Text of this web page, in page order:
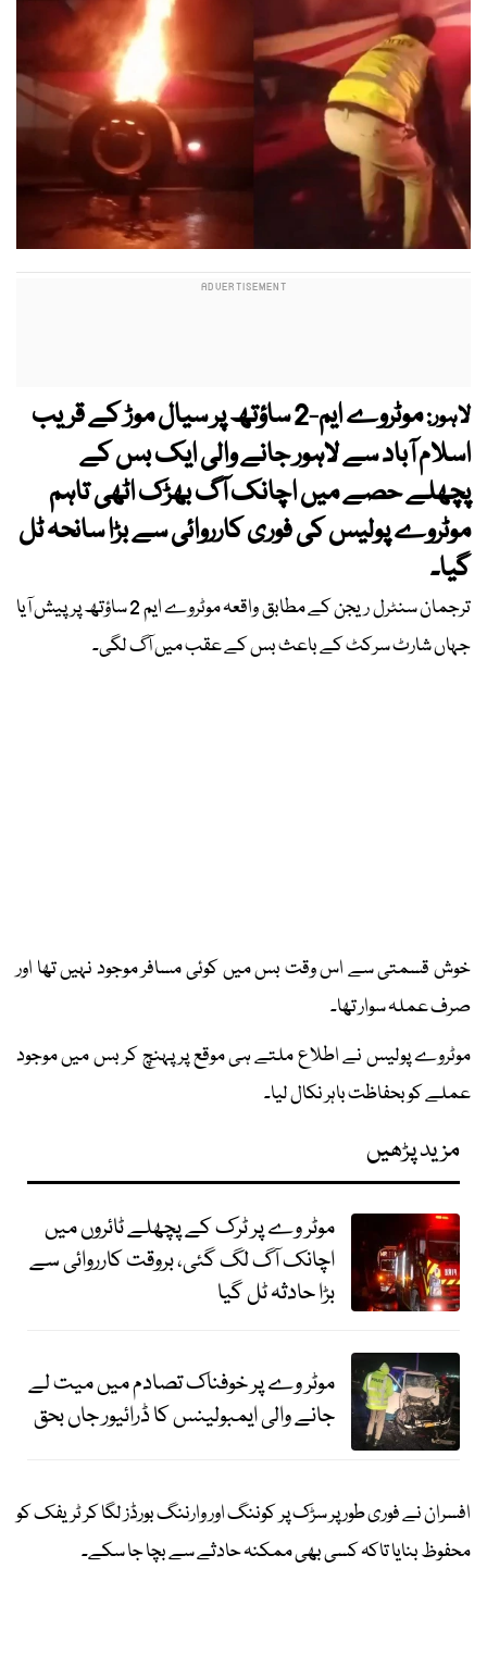
لاہور:
موٹروے ایم-2 ساؤتھ پر سیال موڑ کے قریب
اسلام آباد سے لاہور جانے والی ایک بس کے
پچھلے حصے میں اچانک آگ بھڑک اٹھی تاہم
موٹروے پولیس کی فوری کارروائی سے بڑا سانحہ ٹل
گیا۔
ترجمان سنٹرل ریجن کے مطابق واقعہ موٹروے ایم 2 ساؤتھ پر پیش آیا
جہاں شارٹ سرکٹ کے باعث بس کے عقب میں آگ لگی۔
خوش قسمتی سے اس وقت بس میں کوئی مسافر موجود نہیں تھا اور
صرف عملہ سوار تھا۔
موٹروے پولیس نے اطلاع ملتے ہی موقع پر پہنچ کر بس میں موجود
عملے کو بحفاظت باہر نکال لیا۔
مزید پڑھیں
موٹر وے پر ٹرک کے پچھلے ٹائروں میں
اچانک آگ لگ گئی، بروقت کارروائی سے
بڑا حادثہ ٹل گیا
موٹر وے پر خوفناک تصادم میں میت لے
جانے والی ایمبولینس کا ڈرائیور جاں بحق
افسران نے فوری طور پر سڑک پر کوننگ اور وارننگ بورڈز لگا کر ٹریفک کو
محفوظ بنایا تاکہ کسی بھی ممکنہ حادثے سے بچا جا سکے۔